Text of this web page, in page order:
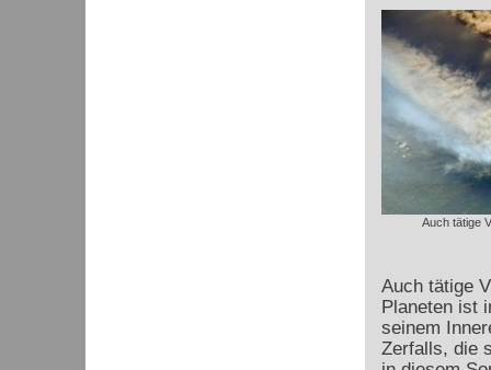
Auch tätige
Auch tätige
Planeten ist
seinem
Zerfalls, die